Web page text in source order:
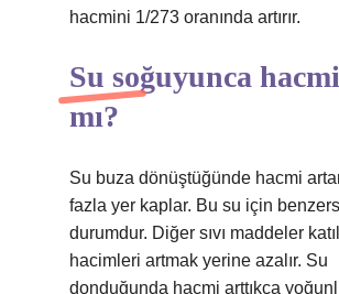
hacmini 1/273 oranında artırır.
Su soğuyunca
mı?
Su buza dönüştüğünde hacmi
fazla yer kaplar. Bu su için
durumdur. Diğer sıvı maddeler
hacimleri artmak yerine azalır. Su
donduğunda hacmi arttıkça